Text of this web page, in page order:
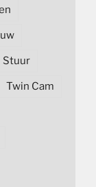
Stuur
Twin Cam